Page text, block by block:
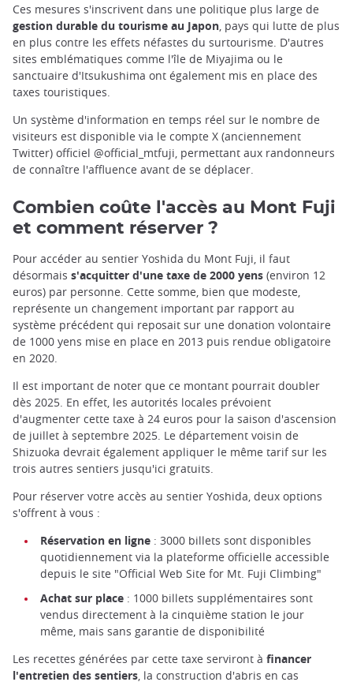
Ces mesures s'inscrivent dans une politique plus large de
gestion durable du tourisme au Japon , pays qui lutte de plus
en plus contre les effets néfastes du surtourisme. D'autres
sites emblématiques comme l'île de Miyajima ou le
sanctuaire d'Itsukushima ont également mis en place des
taxes touristiques.
Un système d'information en temps réel sur le nombre de
visiteurs est disponible via le compte X (anciennement
Twitter) officiel @official_mtfuji, permettant aux randonneurs
de connaître l'affluence avant de se déplacer.
Combien coûte l'accès au Mont Fuji
et comment réserver ?
Pour accéder au sentier Yoshida du Mont Fuji, il faut
désormais s'acquitter d'une taxe de 2000 yens (environ 12
euros) par personne. Cette somme, bien que modeste,
représente un changement important par rapport au
système précédent qui reposait sur une donation volontaire
de 1000 yens mise en place en 2013 puis rendue obligatoire
en 2020.
Il est important de noter que ce montant pourrait doubler
dès 2025. En effet, les autorités locales prévoient
d'augmenter cette taxe à 24 euros pour la saison d'ascension
de juillet à septembre 2025. Le département voisin de
Shizuoka devrait également appliquer le même tarif sur les
trois autres sentiers jusqu'ici gratuits.
Pour réserver votre accès au sentier Yoshida, deux options
s'offrent à vous :
Réservation en ligne : 3000 billets sont disponibles
quotidiennement via la plateforme officielle accessible
depuis le site "Official Web Site for Mt. Fuji Climbing"
Achat sur place : 1000 billets supplémentaires sont
vendus directement à la cinquième station le jour
même, mais sans garantie de disponibilité
Les recettes générées par cette taxe serviront à financer
l'entretien des sentiers, la construction d'abris en cas